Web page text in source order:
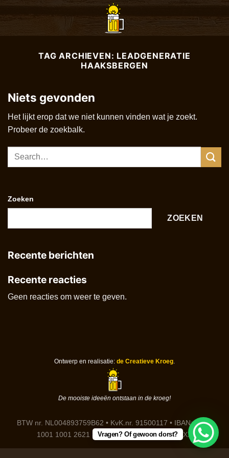
TAG ARCHIEVEN: LEADGENERATIE
HAAKSBERGEN
Niets gevonden
Het lijkt erop dat we niet kunnen vinden wat je zoekt.
Probeer de zoekbalk.
Zoeken
ZOEKEN
Recente berichten
Recente reacties
Geen reacties om weer te geven.
Ontwerp en realisatie: de Creatieve Kroeg.
De mooiste ideeën ontstaan in de kroeg!
BTW nr. NL004893759B62 • KvK.nr. 91500117 • IBAN: DE91
1001 1001 2621 3646 85 • BIC: NTSBDEB1XXX
Vragen? Of gewoon dorst?